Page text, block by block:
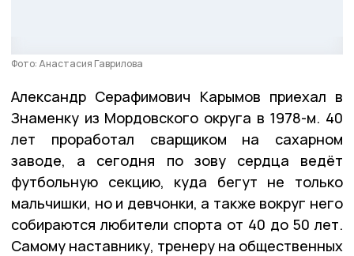
Фото: Анастасия Гаврилова
Александр Серафимович Карымов приехал в
Знаменку из Мордовского округа в 1978-м. 40
лет проработал сварщиком на сахарном
заводе, а сегодня по зову сердца ведёт
футбольную секцию, куда бегут не только
мальчишки, но и девчонки, а также вокруг него
собираются любители спорта от 40 до 50 лет.
Самому наставнику, тренеру на общественных